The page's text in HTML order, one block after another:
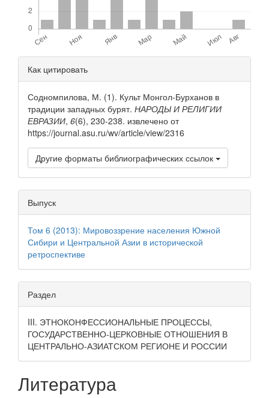
Детали
статьи
Как цитировать
Содномпилова, М. (1). Культ Монгол-Бурханов в
традиции западных бурят. НАРОДЫ И РЕЛИГИИ
ЕВРАЗИИ, 6(6), 230-238. извлечено от
https://journal.asu.ru/wv/article/view/2316
Другие форматы библиографических ссылок
Выпуск
Том 6 (2013): Мировоззрение населения Южной
Сибири и Центральной Азии в исторической
ретроспективе
Раздел
III. ЭТНОКОНФЕССИОНАЛЬНЫЕ ПРОЦЕССЫ,
ГОСУДАРСТВЕННО-ЦЕРКОВНЫЕ ОТНОШЕНИЯ В
ЦЕНТРАЛЬНО-АЗИАТСКОМ РЕГИОНЕ И РОССИИ
Литература